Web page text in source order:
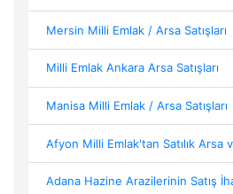
Mersin Milli Emlak / Arsa Satışları
Milli Emlak Ankara Arsa Satışları
Manisa Milli Emlak / Arsa Satışları
Afyon Milli Emlak'tan Satılık Arsa
Adana Hazine Arazilerinin Satış